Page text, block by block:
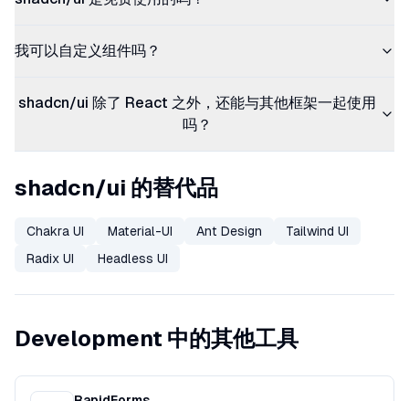
我可以自定义组件吗？
shadcn/ui 除了 React 之外，还能与其他框架一起使用
吗？
shadcn/ui 的替代品
Chakra UI Material-UI Ant Design
Tailwind UI
Radix UI
Headless UI
Development 中的其他工具